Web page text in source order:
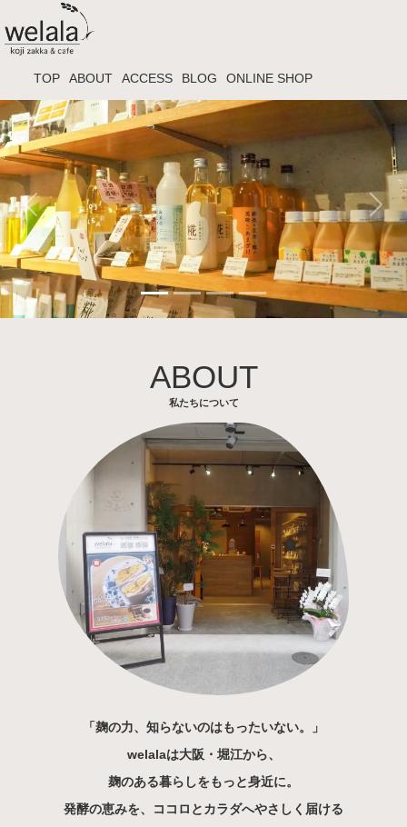
TOP ABOUT ACCESS BLOG ONLINE SHOP
Previous Next
ABOUT
私たちについて
「麹の力、知らないのはもったいない。」
welalaは大阪・堀江から、
麹のある暮らしをもっと身近に。
発酵の恵みを、ココロとカラダへやさしく届ける